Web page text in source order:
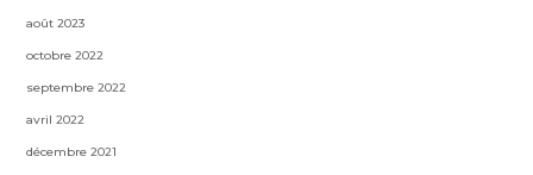
août 2023
octobre 2022
septembre 2022
avril 2022
décembre 2021